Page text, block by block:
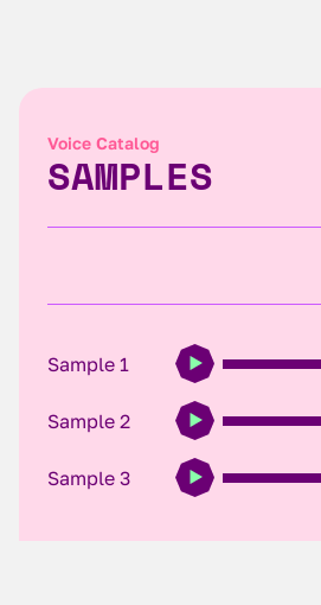
Voice Catalog
SAMPLES
Sample 1
Sample 2
Sample 3